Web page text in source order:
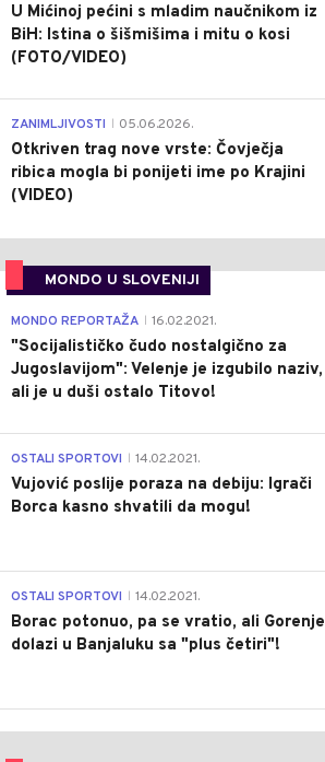
U Mićinoj pećini s mladim naučnikom iz
BiH: Istina o šišmišima i mitu o kosi
(FOTO/VIDEO)
ZANIMLJIVOSTI 05.06.2026.
Otkriven trag nove vrste: Čovječja
ribica mogla bi ponijeti ime po Krajini
(VIDEO)
MONDO U SLOVENIJI
MONDO REPORTAŽA 16.02.2021.
"Socijalističko čudo nostalgično za
Jugoslavijom": Velenje je izgubilo naziv,
ali je u duši ostalo Titovo!
OSTALI SPORTOVI 14.02.2021.
Vujović poslije poraza na debiju: Igrači
Borca kasno shvatili da mogu!
OSTALI SPORTOVI 14.02.2021.
Borac potonuo, pa se vratio, ali Gorenje
dolazi u Banjaluku sa "plus četiri"!